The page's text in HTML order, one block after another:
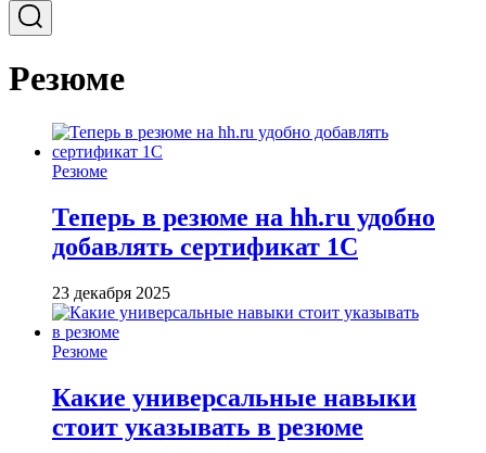
Резюме
Резюме
Теперь в резюме на hh.ru удобно
добавлять сертификат 1С
23 декабря 2025
Резюме
Какие универсальные навыки
стоит указывать в резюме